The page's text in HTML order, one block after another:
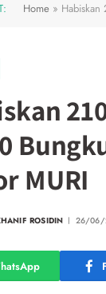
Home »
MURI
ROSIDIN 26/06/